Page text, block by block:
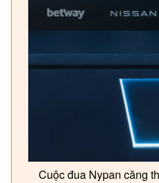
Cuộc đua Nypan căng